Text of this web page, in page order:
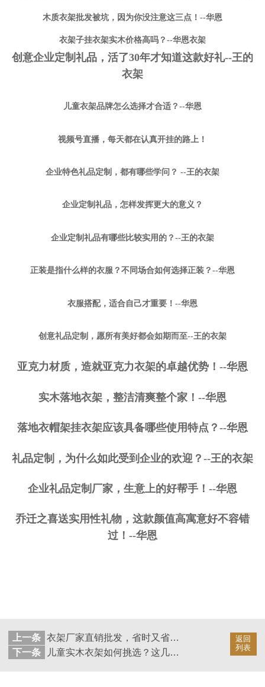
木质衣架批发被坑，因为你没注意这三点！--华恩
衣架子挂衣架实木价格高吗？--华恩衣架
创意企业定制礼品，活了30年才知道这款好礼--王的
衣架
儿童衣架品牌怎么选择才合适？--华恩
视频号直播，每天都在认真开挂的路上！
企业特色礼品定制，都有哪些学问？ --王的衣架
企业定制礼品，怎样发挥更大的意义？
企业定制礼品有哪些比较实用的？--王的衣架
正装是指什么样的衣服？不同场合如何选择正装？--华恩
衣服搭配，适合自己才重要！--华恩
创意礼品定制，愿所有美好都会如期而至--王的衣架
亚克力材质，造就亚克力衣架的卓越优势！--华恩
实木落地衣架，整洁清爽整个家！--华恩
落地衣帽架挂衣架应该具备哪些使用特点？--华恩
礼品定制，为什么如此受到企业的欢迎？--王的衣架
企业礼品定制厂家，生意上的好帮手！--华恩
乔迁之喜送实用性礼物，这款颜值高寓意好不容错
过！--华恩
返回
列表
上一条
衣架厂家直销批发，省时又省力！——华恩
下一条
儿童实木衣架如何挑选？这几点不能忽视！——华恩